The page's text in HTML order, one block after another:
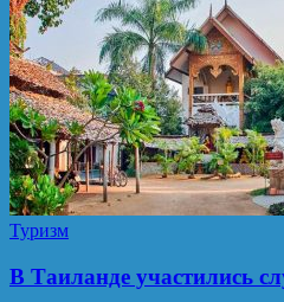
Туризм
В Таиланде участились